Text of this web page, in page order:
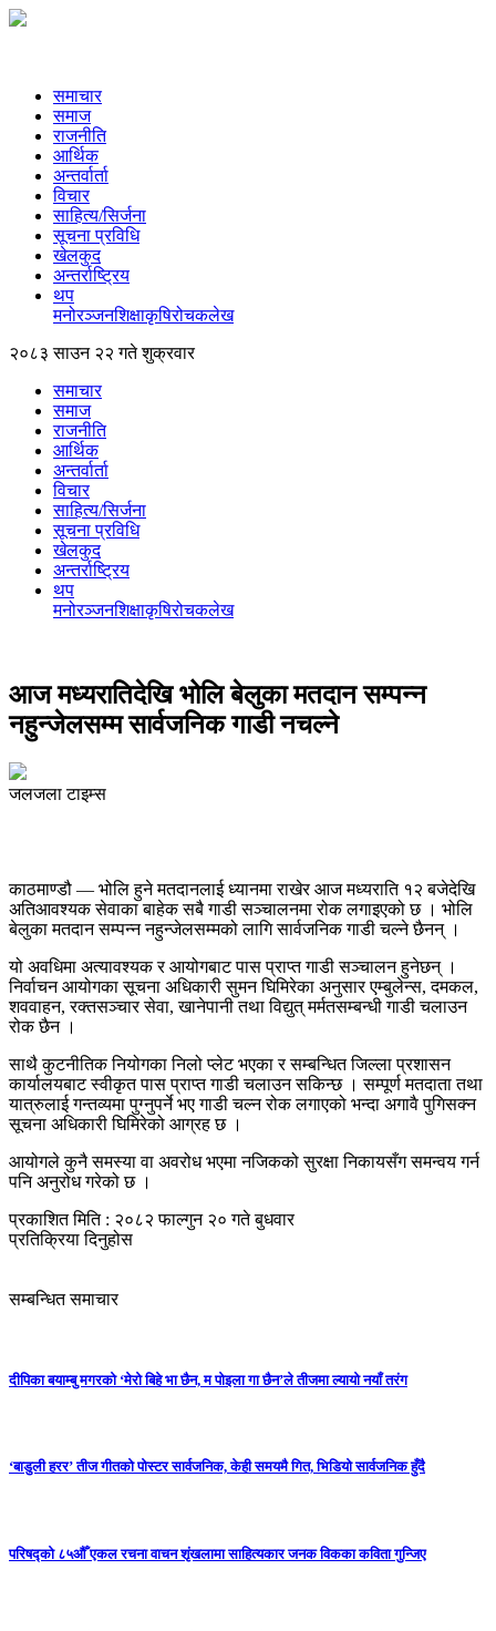
समाचार
समाज
राजनीति
आर्थिक
अन्तर्वार्ता
विचार
साहित्य/सिर्जना
सूचना प्रविधि
खेलकुद
अन्तर्राष्ट्रिय
थप
मनोरञ्‍जनशिक्षाकृषिरोचकलेख
२०८३ साउन २२ गते शुक्रवार
समाचार
समाज
राजनीति
आर्थिक
अन्तर्वार्ता
विचार
साहित्य/सिर्जना
सूचना प्रविधि
खेलकुद
अन्तर्राष्ट्रिय
थप
मनोरञ्‍जनशिक्षाकृषिरोचकलेख
आज मध्यरातिदेखि भोलि बेलुका मतदान सम्पन्न
नहुन्जेलसम्म सार्वजनिक गाडी नचल्ने
जलजला टाइम्स
काठमाण्डौ — भोलि हुने मतदानलाई ध्यानमा राखेर आज मध्यराति १२ बजेदेखि
अतिआवश्यक सेवाका बाहेक सबै गाडी सञ्चालनमा रोक लगाइएको छ । भोलि
बेलुका मतदान सम्पन्न नहुन्जेलसम्मको लागि सार्वजनिक गाडी चल्ने छैनन् ।
यो अवधिमा अत्यावश्यक र आयोगबाट पास प्राप्त गाडी सञ्चालन हुनेछन् ।
निर्वाचन आयोगका सूचना अधिकारी सुमन घिमिरेका अनुसार एम्बुलेन्स, दमकल,
शववाहन, रक्तसञ्चार सेवा, खानेपानी तथा विद्युत् मर्मतसम्बन्धी गाडी चलाउन
रोक छैन ।
साथै कुटनीतिक नियोगका निलो प्लेट भएका र सम्बन्धित जिल्ला प्रशासन
कार्यालयबाट स्वीकृत पास प्राप्त गाडी चलाउन सकिन्छ । सम्पूर्ण मतदाता तथा
यात्रुलाई गन्तव्यमा पुग्नुपर्ने भए गाडी चल्न रोक लगाएको भन्दा अगावै पुगिसक्न
सूचना अधिकारी घिमिरेको आग्रह छ ।
आयोगले कुनै समस्या वा अवरोध भएमा नजिकको सुरक्षा निकायसँग समन्वय गर्न
पनि अनुरोध गरेको छ ।
प्रकाशित मिति : २०८२ फाल्गुन २० गते बुधवार
प्रतिक्रिया दिनुहोस
सम्बन्धित समाचार
दीपिका बयाम्बु मगरको ‘मेरो बिहे भा छैन, म पोइला गा छैन’ले तीजमा ल्यायो नयाँ तरंग
‘बाडुली हरर’ तीज गीतको पोस्टर सार्वजनिक, केही समयमै गित, भिडियो सार्वजनिक हुँदै
परिषद्को ८५औँ एकल रचना वाचन शृंखलामा साहित्यकार जनक विकका कविता गुन्जिए